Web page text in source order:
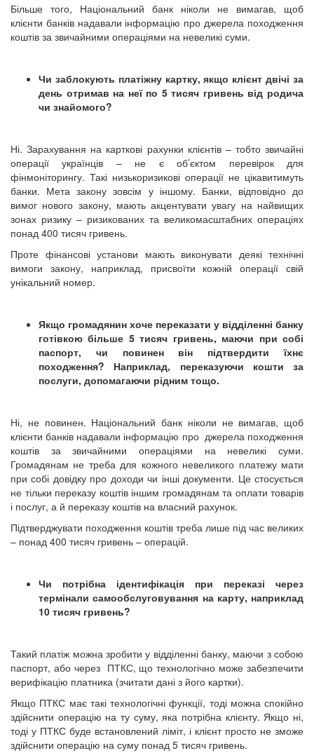
Більше того, Національний банк ніколи не вимагав, щоб
клієнти банків надавали інформацію про джерела походження
коштів за звичайними операціями на невеликі суми.
Чи заблокують платіжну картку, якщо клієнт двічі за
день отримав на неї по 5 тисяч гривень від родича
чи знайомого?
Ні. Зарахування на карткові рахунки клієнтів – тобто звичайні
операції українців – не є об’єктом перевірок для
фінмоніторингу. Такі низькоризикові операції не цікавитимуть
банки. Мета закону зовсім у іншому. Банки, відповідно до
вимог нового закону, мають акцентувати увагу на найвищих
зонах ризику – ризикованих та великомасштабних операціях
понад 400 тисяч гривень.
Проте фінансові установи мають виконувати деякі технічні
вимоги закону, наприклад, присвоїти кожній операції свій
унікальний номер.
Якщо громадянин хоче переказати у відділенні банку
готівкою більше 5 тисяч гривень, маючи при собі
паспорт, чи повинен він підтвердити їхнє
походження? Наприклад, переказуючи кошти за
послуги, допомагаючи рідним тощо.
Ні, не повинен. Національний банк ніколи не вимагав, щоб
клієнти банків надавали інформацію про джерела походження
коштів за звичайними операціями на невеликі суми.
Громадянам не треба для кожного невеликого платежу мати
при собі довідку про доходи чи інші документи. Це стосується
не тільки переказу коштів іншим громадянам та оплати товарів
і послуг, а й переказу коштів на власний рахунок.
Підтверджувати походження коштів треба лише під час великих
– понад 400 тисяч гривень – операцій.
Чи потрібна ідентифікація при переказі через
термінали самообслуговування на карту, наприклад
10 тисяч гривень?
Такий платіж можна зробити у відділенні банку, маючи з собою
паспорт, або через ПТКС, що технологічно може забезпечити
верифікацію платника (зчитати дані з його картки).
Якщо ПТКС має такі технологічні функції, тоді можна спокійно
здійснити операцію на ту суму, яка потрібна клієнту. Якщо ні,
тоді у ПТКС буде встановлений ліміт, і клієнт просто не зможе
здійснити операцію на суму понад 5 тисяч гривень.